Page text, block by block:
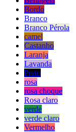
Bordo
Branco
Branco Pérola
camel
Castanho
Laranja
Lavanda
Preto
rosa
rosa choque
Rosa claro
verde
verde claro
Vermelho